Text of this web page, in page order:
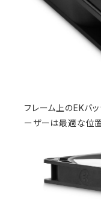
フレーム上のEKバ
ーザーは最適な位